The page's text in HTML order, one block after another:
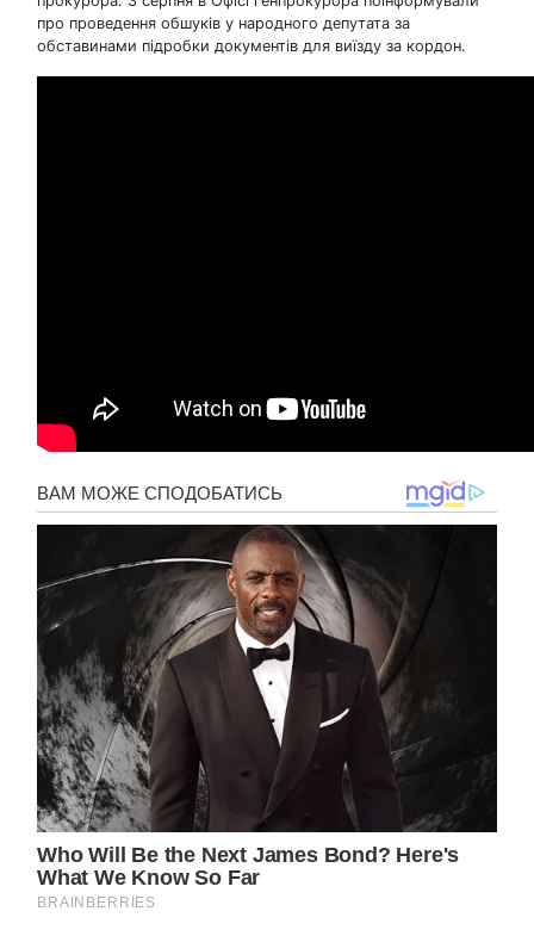
про проведення обшуків у народного депутата за
обставинами підробки документів для виїзду за кордон.